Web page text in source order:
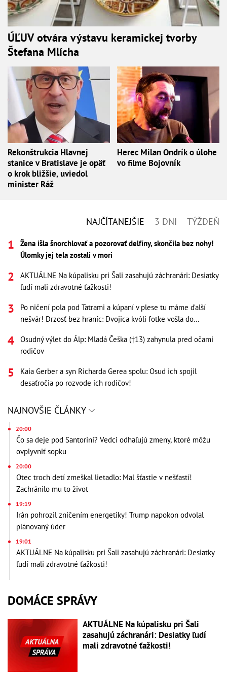
ÚĽUV otvára výstavu keramickej tvorby
Štefana Mlícha
Rekonštrukcia Hlavnej
stanice v Bratislave je opäť
o krok bližšie, uviedol
minister Ráž
Herec Milan Ondrík o úlohe
vo filme Bojovník
NAJČÍTANEJŠIE 3 DNI TÝŽDEŇ
Žena išla šnorchlovať a pozorovať delfíny, skončila bez nohy!
Úlomky jej tela zostali v mori
AKTUÁLNE Na kúpalisku pri Šali zasahujú záchranári: Desiatky
ľudí mali zdravotné ťažkosti!
Po ničení pola pod Tatrami a kúpaní v plese tu máme ďalší
nešvár! Drzosť bez hraníc: Dvojica kvôli fotke vošla do...
Osudný výlet do Álp: Mladá Češka (†13) zahynula pred očami
rodičov
Kaia Gerber a syn Richarda Gerea spolu: Osud ich spojil
desaťročia po rozvode ich rodičov!
NAJNOVŠIE ČLÁNKY
20:00
Čo sa deje pod Santorini? Vedci odhaľujú zmeny, ktoré môžu
ovplyvniť sopku
20:00
Otec troch detí zmeškal lietadlo: Mal šťastie v nešťastí!
Zachránilo mu to život
19:19
Irán pohrozil zničením energetiky! Trump napokon odvolal
plánovaný úder
19:01
AKTUÁLNE Na kúpalisku pri Šali zasahujú záchranári: Desiatky
ľudí mali zdravotné ťažkosti!
DOMÁCE SPRÁVY
AKTUÁLNE Na kúpalisku pri Šali
zasahujú záchranári: Desiatky ľudí
mali zdravotné ťažkosti!